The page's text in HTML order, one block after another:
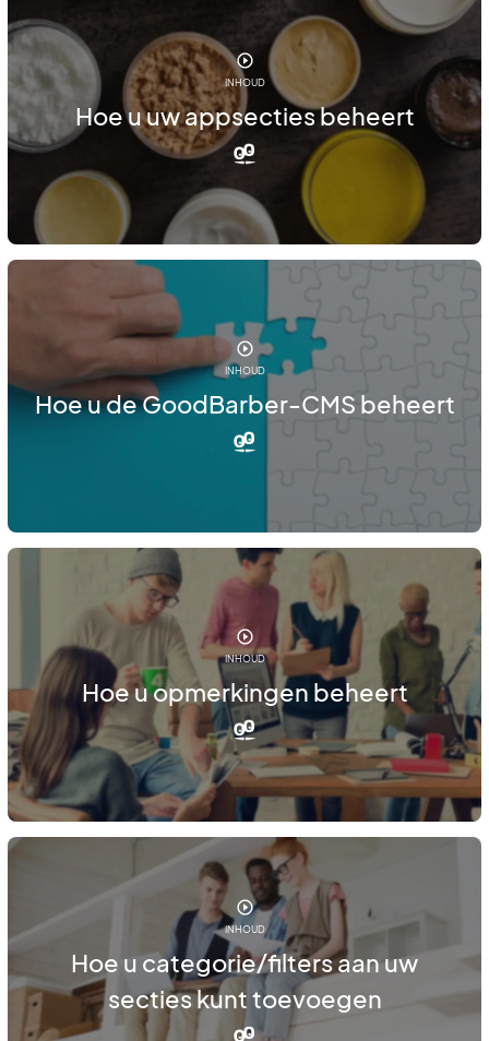
INHOUD
Hoe u uw appsecties beheert
INHOUD
Hoe u de GoodBarber-CMS beheert
INHOUD
Hoe u opmerkingen beheert
INHOUD
Hoe u categorie/filters aan uw
secties kunt toevoegen